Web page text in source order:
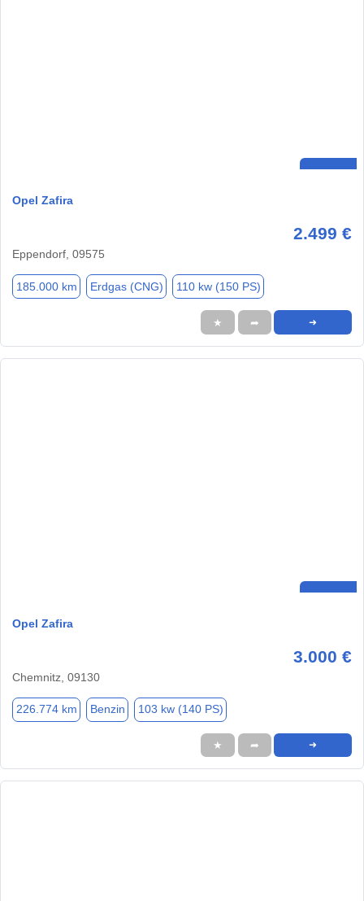
Opel Zafira
2.499 €
Eppendorf, 09575
185.000 km Erdgas (CNG) 110 kw (150 PS)
★ ➦ ➜
Opel Zafira
3.000 €
Chemnitz, 09130
226.774 km Benzin 103 kw (140 PS)
★ ➦ ➜